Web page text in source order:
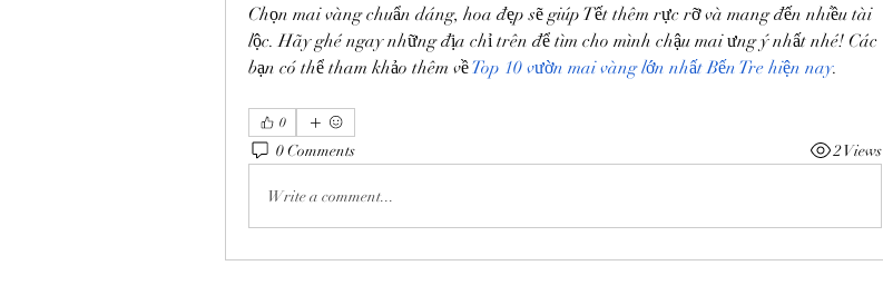
Chọn mai vàng chuẩn dáng, hoa đẹp sẽ giúp Tết thêm rực rỡ và mang đến nhiều tài
lộc. Hãy ghé ngay những địa chỉ trên để tìm cho mình chậu mai ưng ý nhất nhé! Các
bạn có thể tham khảo thêm về Top 10 vườn mai vàng lớn nhất Bến Tre hiện nay.
0
0 Comments 2 Views
Write a comment...